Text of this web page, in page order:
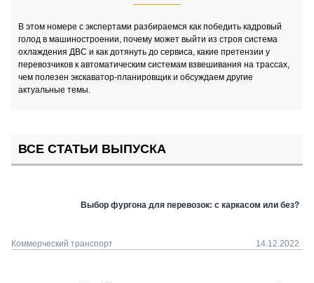
В этом номере с экспертами разбираемся как победить кадровый
голод в машиностроении, почему может выйти из строя система
охлаждения ДВС и как дотянуть до сервиса, какие претензии у
перевозчиков к автоматическим системам взвешивания на трассах,
чем полезен экскаватор-планировщик и обсуждаем другие
актуальные темы.
ВСЕ СТАТЬИ ВЫПУСКА
Выбор фургона для перевозок: с каркасом или без?
Коммерческий транспорт 14.12.2022